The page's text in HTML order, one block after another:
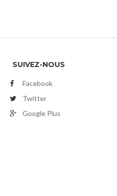
SUIVEZ-NOUS
Facebook
Twitter
Google Plus